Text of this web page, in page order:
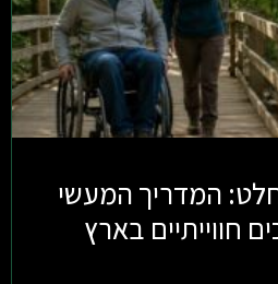
המדריך המעשי
חווייתיים בארץ